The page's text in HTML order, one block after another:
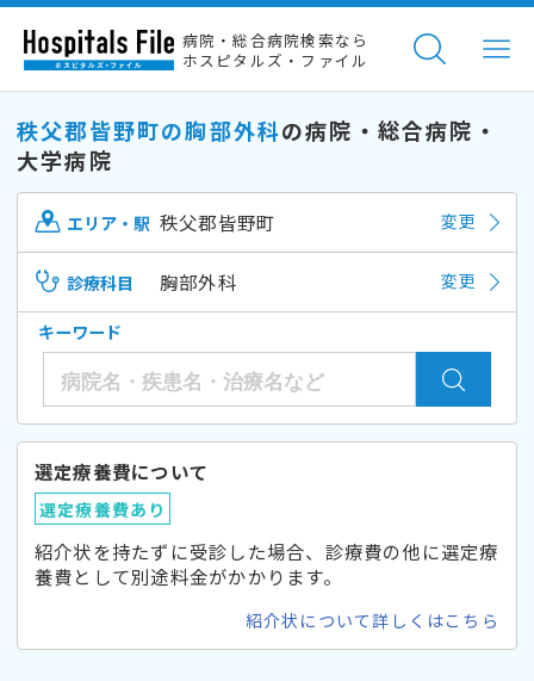
病院・総合病院検索なら
ホスピタルズ・ファイル
秩父郡皆野町の胸部外科の病院・総合病院・
大学病院
エリア・駅 秩父郡皆野町 変更
診療科目 胸部外科 変更
キーワード
選定療養費について
選定療養費あり
紹介状を持たずに受診した場合、診療費の他に選定療
養費として別途料金がかかります。
紹介状について詳しくはこちら